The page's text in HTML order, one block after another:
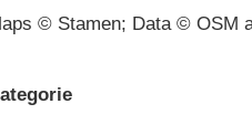
© Stamen; Data © OSM